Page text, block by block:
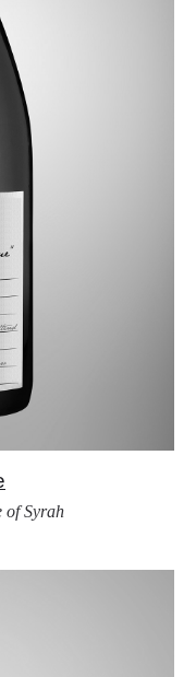
of Syrah